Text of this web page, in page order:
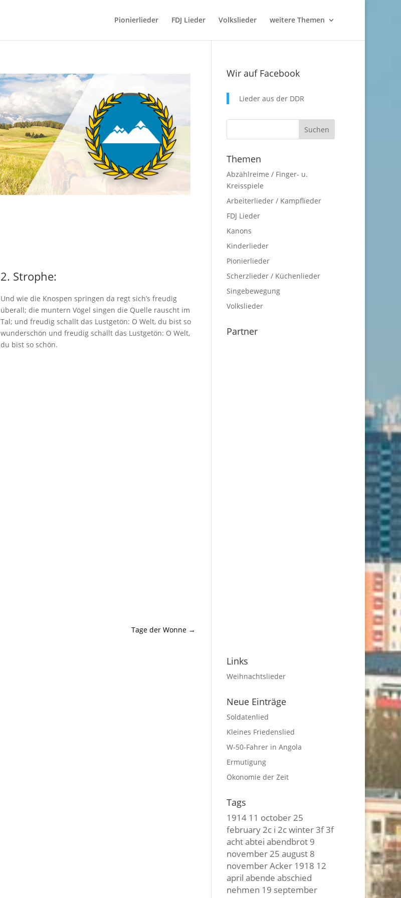
Pionierlieder FDJ Lieder Volkslieder weitere Themen
2. Strophe:
Und wie die Knospen springen da regt sich’s freudig
überall; die muntern Vögel singen die Quelle rauscht im
Tal; und freudig schallt das Lustgetön: O Welt, du bist so
wunderschön und freudig schallt das Lustgetön: O Welt,
du bist so schön.
Tage der Wonne→
Wir auf Facebook
Lieder aus der DDR
Themen
Abzählreime / Finger- u.
Kreisspiele
Arbeiterlieder / Kampflieder
FDJ Lieder
Kanons
Kinderlieder
Pionierlieder
Scherzlieder / Küchenlieder
Singebewegung
Volkslieder
Partner
Links
Weihnachtslieder
Neue Einträge
Soldatenlied
Kleines Friedenslied
W-50-Fahrer in Angola
Ermutigung
Ökonomie der Zeit
Tags
1914 11 october25
february2c i 2c winter3f 3f
achtabtei abendbrot 9
november25 august 8
novemberAcker 1918 12
april abende abschied
nehmen 19 september